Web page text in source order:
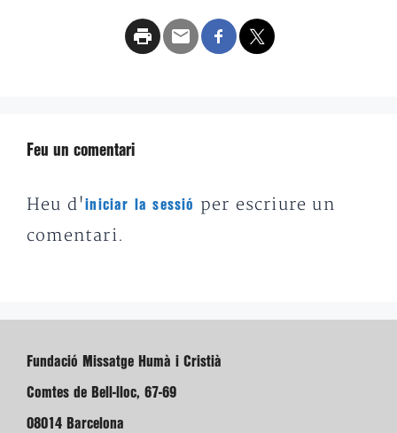
Feu un comentari
Heu d'iniciar la sessió
per escriure un
comentari.
Fundació Missatge Humà i Cristià
Comtes de Bell-lloc, 67-69
08014 Barcelona